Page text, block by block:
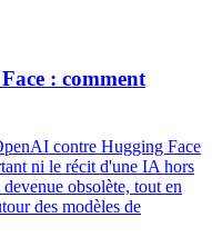
: comment
contre Hugging Face
ni le récit d'une IA hors
obsolète, tout en
des modèles de